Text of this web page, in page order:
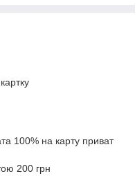
100% на карту приват
200 грн